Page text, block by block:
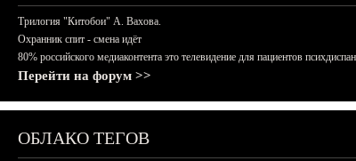
Трилогия "Китобои" А. Вахова.
Охранник спит - смена идёт
80% российского медиаконтента это телевидение для пациентов
Перейти на форум >>
ОБЛАКО ТЕГОВ